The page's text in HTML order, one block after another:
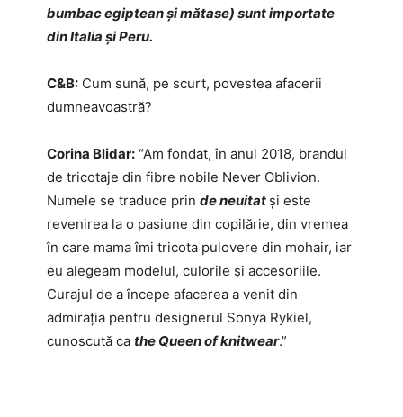
bumbac egiptean și mătase) sunt importate
din Italia și Peru.
C&B: Cum sună, pe scurt, povestea afacerii
dumneavoastră?
Corina Blidar: “Am fondat, în anul 2018, brandul
de tricotaje din fibre nobile Never Oblivion.
Numele se traduce prin de neuitat și este
revenirea la o pasiune din copilărie, din vremea
în care mama îmi tricota pulovere din mohair, iar
eu alegeam modelul, culorile și accesoriile.
Curajul de a începe afacerea a venit din
admirația pentru designerul Sonya Rykiel,
cunoscută ca the Queen of knitwear.”